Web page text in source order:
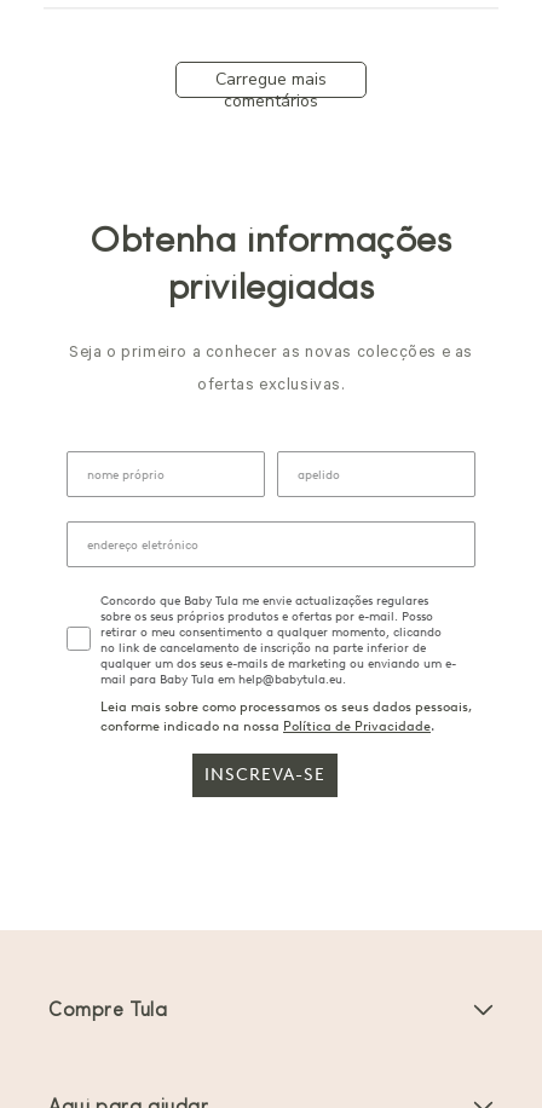
Carregue mais
comentários
Obtenha informações
privilegiadas
Seja o primeiro a conhecer as novas colecções e as
ofertas exclusivas.
Concordo que Baby Tula me envie actualizações regulares
sobre os seus próprios produtos e ofertas por e-mail. Posso
retirar o meu consentimento a qualquer momento, clicando
no link de cancelamento de inscrição na parte inferior de
qualquer um dos seus e-mails de marketing ou enviando um e-
mail para Baby Tula em help@babytula.eu.
Leia mais sobre como processamos os seus dados pessoais,
conforme indicado na nossa Política de Privacidade.
INSCREVA-SE
Compre Tula